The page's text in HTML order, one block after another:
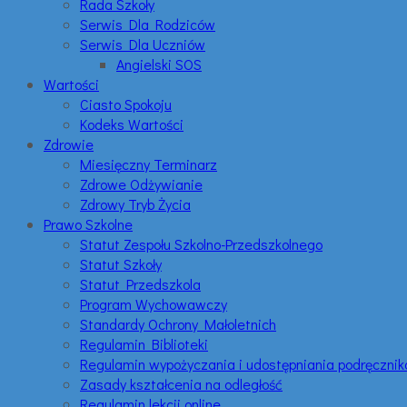
Rada Szkoły
Serwis Dla Rodziców
Serwis Dla Uczniów
Angielski SOS
Wartości
Ciasto Spokoju
Kodeks Wartości
Zdrowie
Miesięczny Terminarz
Zdrowe Odżywianie
Zdrowy Tryb Życia
Prawo Szkolne
Statut Zespołu Szkolno-Przedszkolnego
Statut Szkoły
Statut Przedszkola
Program Wychowawczy
Standardy Ochrony Małoletnich
Regulamin Biblioteki
Regulamin wypożyczania i udostępniania
Zasady kształcenia na odległość